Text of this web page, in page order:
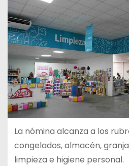
La nómina alcanza a los
congelados, almacén,
limpieza e higiene personal.